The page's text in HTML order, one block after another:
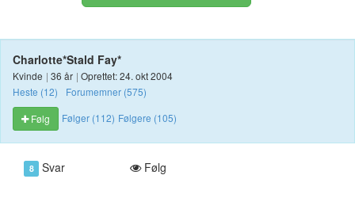
Charlotte*Stald Fay*
Kvinde | 36 år | Oprettet: 24. okt 2004
Heste (12)
Forumemner (575)
Følg
Følger (112) Følgere (105)
8 Svar Følg